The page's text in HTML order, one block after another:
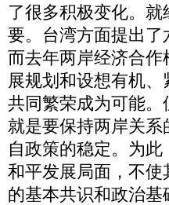
了很多积极变化。就
要。台湾方面提出了
而去年两岸经济合
展规划和设想有机
共同繁荣成为可能
就是要保持两岸关
自政策的稳定。为
和平发展局面，不
的基本共识和政治